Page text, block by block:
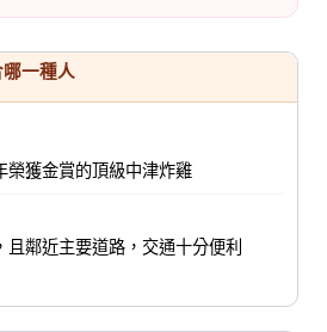
一種人
榮獲金賞的頂級中津炸雞
且鄰近主要道路，交通十分便利